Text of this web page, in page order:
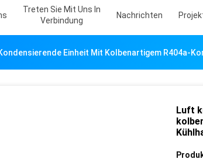
Treten Sie Mit Uns In
Verbindung
Nachrichten
Einheit Mit Kolbenartigem R404a-
Luft